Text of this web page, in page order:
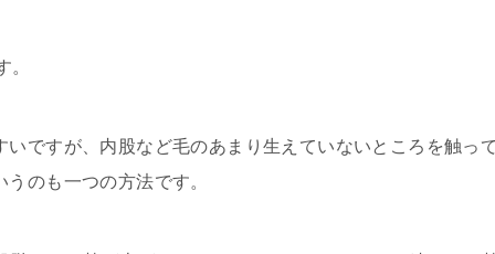
ですが、内股など毛のあまり生えていないところを触っ
のも一つの方法です。